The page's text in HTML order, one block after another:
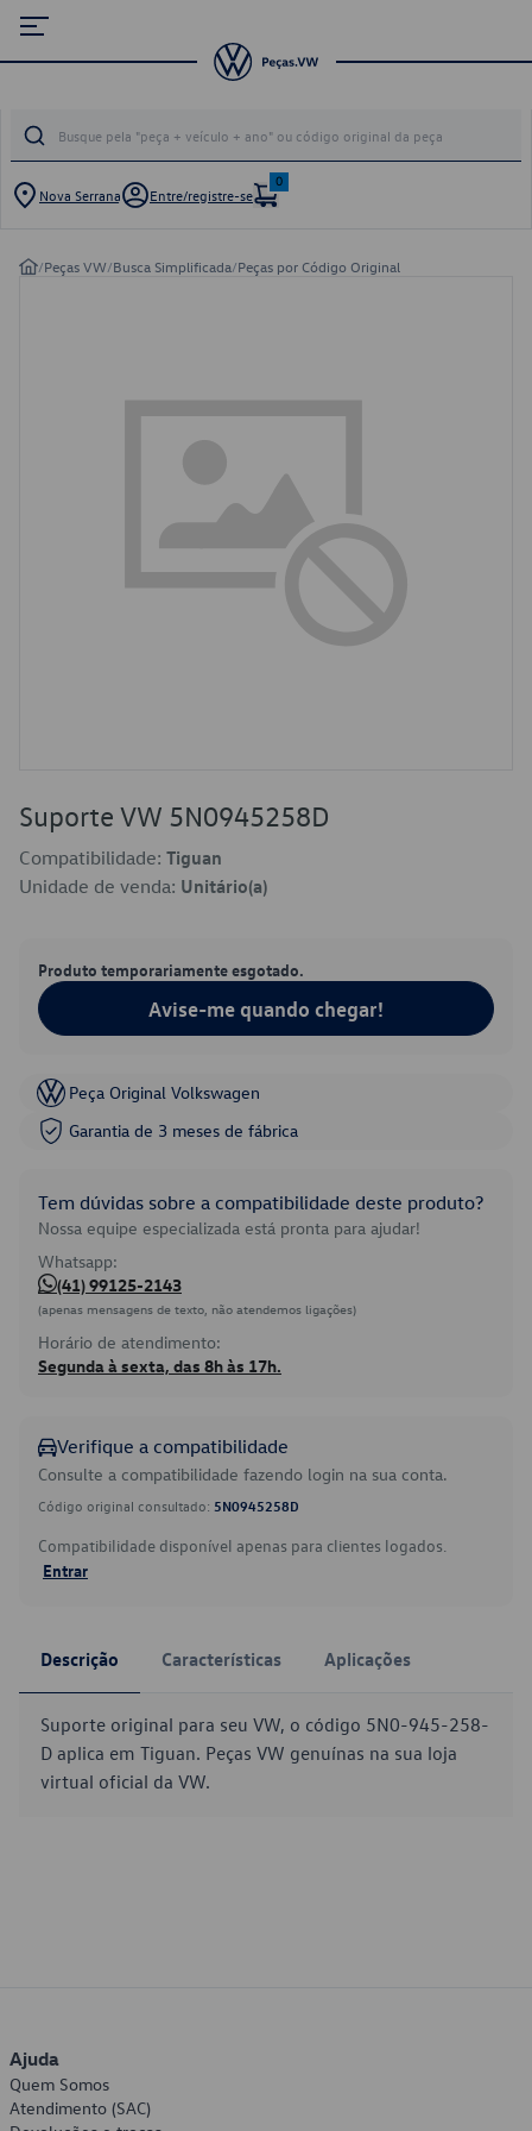
Nova Serrana Entre/registre-se
0
/Peças VW/Busca Simplificada/Peças por Código Original
Suporte VW 5N0945258D
Compatibilidade: Tiguan
Unidade de venda: Unitário(a)
Produto temporariamente esgotado.
Avise-me quando chegar!
Peça Original Volkswagen
Garantia de 3 meses de fábrica
Tem dúvidas sobre a compatibilidade deste produto?
Nossa equipe especializada está pronta para ajudar!
Whatsapp:
(41) 99125-2143
(apenas mensagens de texto, não atendemos ligações)
Horário de atendimento:
Segunda à sexta, das 8h às 17h.
Verifique a compatibilidade
Consulte a compatibilidade fazendo login na sua conta.
Código original consultado: 5N0945258D
Compatibilidade disponível apenas para clientes logados.
Entrar
Descrição Características Aplicações
Suporte original para seu VW, o código 5N0-945-258-
D aplica em Tiguan. Peças VW genuínas na sua loja
virtual oficial da VW.
Ajuda
Quem Somos
Atendimento (SAC)